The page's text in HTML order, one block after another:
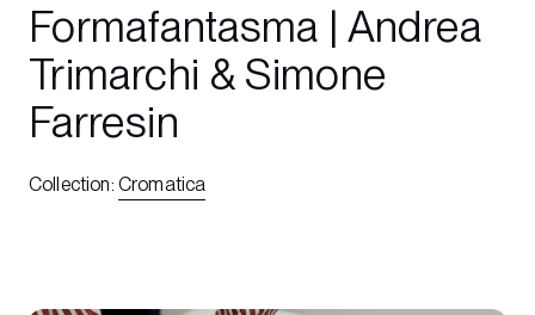
Formafantasma | Andrea
Trimarchi & Simone
Farresin
Collection: Cromatica